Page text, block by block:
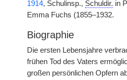
1914, Schulinsp., Schuldir. in
Emma Fuchs (1855–1932.
Biographie
Die ersten Lebensjahre
frühen Tod des Vaters
großen persönlichen Opfern